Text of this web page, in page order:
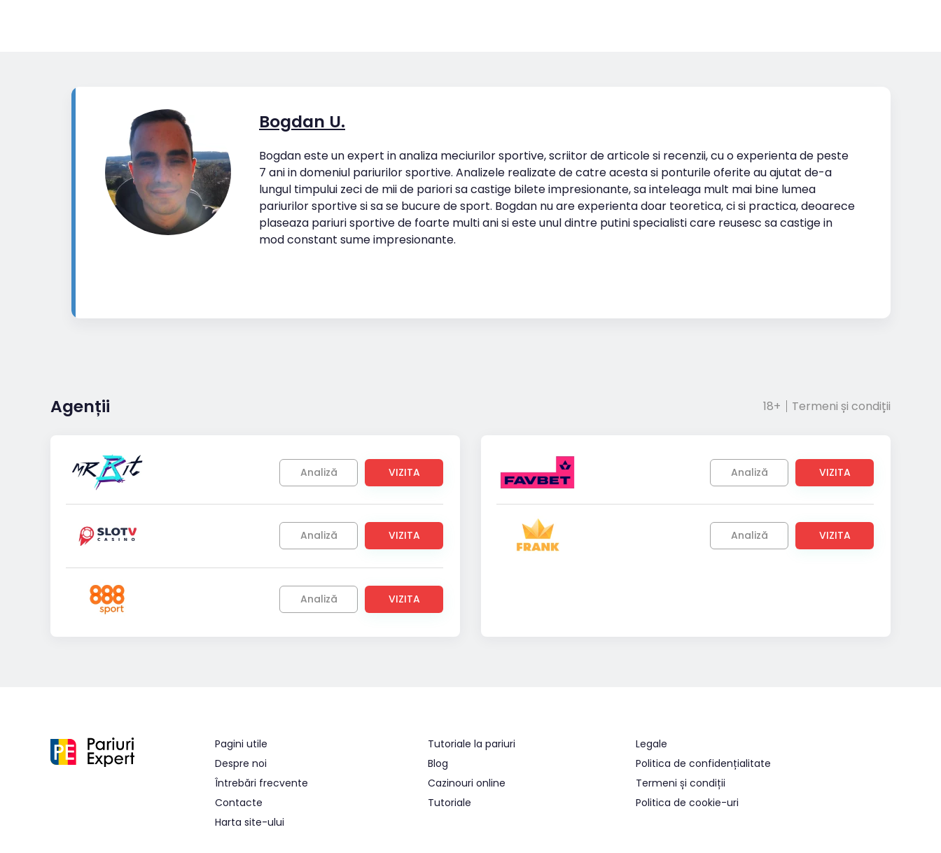
Bogdan U.
Bogdan este un expert in analiza meciurilor sportive, scriitor de articole si recenzii, cu o experienta de peste
7 ani in domeniul pariurilor sportive. Analizele realizate de catre acesta si ponturile oferite au ajutat de-a
lungul timpului zeci de mii de pariori sa castige bilete impresionante, sa inteleaga mult mai bine lumea
pariurilor sportive si sa se bucure de sport. Bogdan nu are experienta doar teoretica, ci si practica, deoarece
plaseaza pariuri sportive de foarte multi ani si este unul dintre putini specialisti care reusesc sa castige in
mod constant sume impresionante.
Agenții 18+ Termeni și condiții
Analiză VIZITA
Analiză VIZITA
Analiză VIZITA
Analiză VIZITA
Analiză VIZITA
Pagini utile
Despre noi
Întrebări frecvente
Contacte
Harta site-ului
Tutoriale la pariuri
Blog
Cazinouri online
Tutoriale
Legale
Politica de confidențialitate
Termeni și condiții
Politica de cookie-uri